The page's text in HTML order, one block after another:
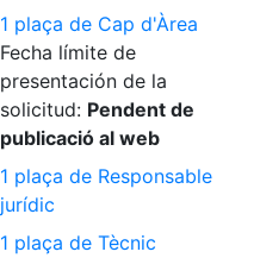
1 plaça de Cap d'Àrea
Fecha límite de
presentación de la
solicitud: Pendent de
publicació al web
1 plaça de Responsable
jurídic
1 plaça de Tècnic